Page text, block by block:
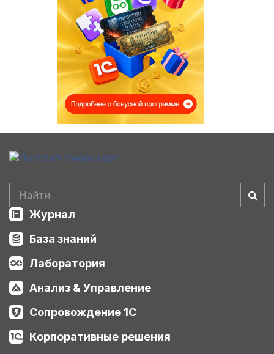
Журнал
База знаний
Лаборатория
Анализ & Управление
Сопровождение 1С
Корпоративные решения